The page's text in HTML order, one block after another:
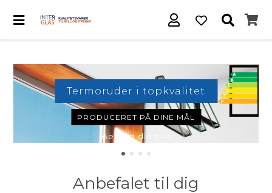
Termoruder i topkvalitet
PRODUCERET PÅ DINE MÅL
Beregn din pris
Anbefalet til dig